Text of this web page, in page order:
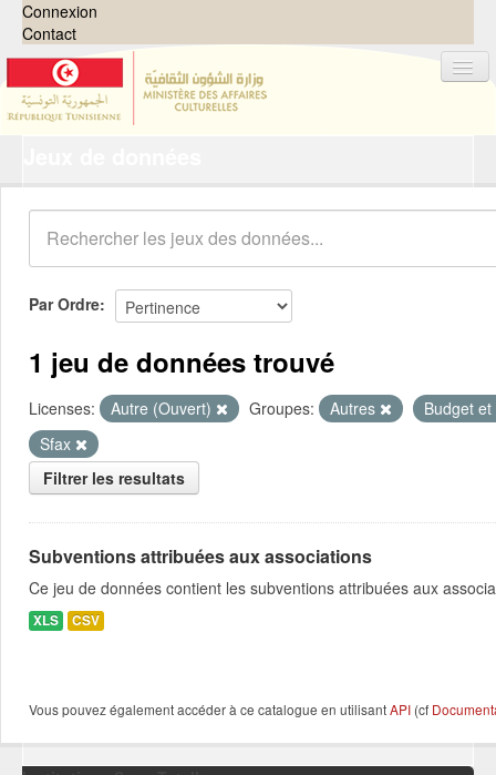
Connexion
Contact
Organisations
Groupes
Demandes 0
À propos
Par Ordre
1 jeu de données trouvé
Licenses: Autre (Ouvert) Groupes: Autres
Budget
Sfax
Filtrer les resultats
Subventions attribuées aux associations
Ce jeu de données contient les subventions attribuées aux
XLS CSV
Vous pouvez également accéder à ce catalogue en utilisantAPI (cf